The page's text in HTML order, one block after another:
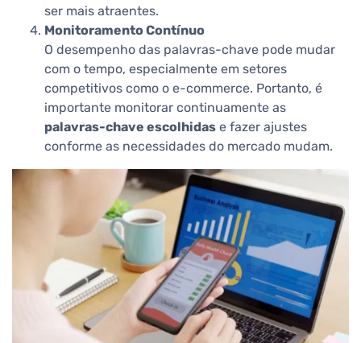
ser mais atraentes.
Monitoramento Contínuo
O desempenho das palavras-chave pode mudar
com o tempo, especialmente em setores
competitivos como o e-commerce. Portanto, é
importante monitorar continuamente as
palavras-chave escolhidas e fazer ajustes
conforme as necessidades do mercado mudam.